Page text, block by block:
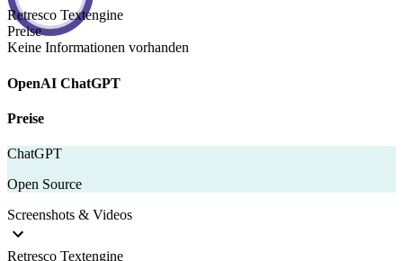
Retresco Textengine
Preise
Keine Informationen vorhanden
OpenAI ChatGPT
Preise
ChatGPT
Open Source
Screenshots & Videos
Retresco Textengine